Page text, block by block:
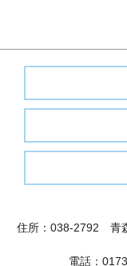
住所：038-2792 青
電話：